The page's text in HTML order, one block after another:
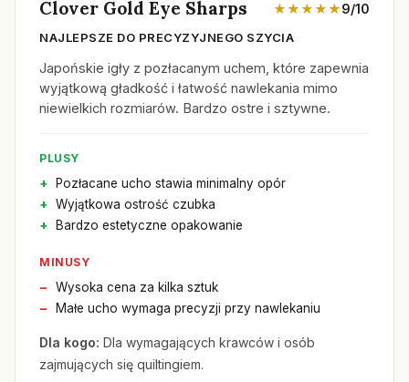
Clover Gold Eye Sharps ★★★★★9/10
NAJLEPSZE DO PRECYZYJNEGO SZYCIA
Japońskie igły z pozłacanym uchem, które zapewnia
wyjątkową gładkość i łatwość nawlekania mimo
niewielkich rozmiarów. Bardzo ostre i sztywne.
PLUSY
Pozłacane ucho stawia minimalny opór
Wyjątkowa ostrość czubka
Bardzo estetyczne opakowanie
MINUSY
Wysoka cena za kilka sztuk
Małe ucho wymaga precyzji przy nawlekaniu
Dla kogo: Dla wymagających krawców i osób
zajmujących się quiltingiem.